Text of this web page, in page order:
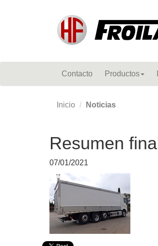
Contacto Productos
Inicio Noticias
Resumen
07/01/2021